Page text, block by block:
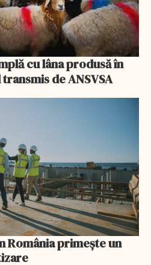
de ANSVSA
România primește un